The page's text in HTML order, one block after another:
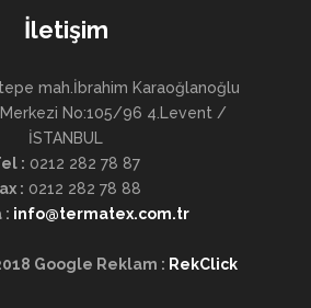
İletişim
mah.İbrahim Karaoğlanoğlu
Merkezi No:105/96 4.Levent /
İSTANBUL
: 0212 282 78 87
: 0212 282 78 88
: info@termatex.com.tr
Google Reklam : RekClick